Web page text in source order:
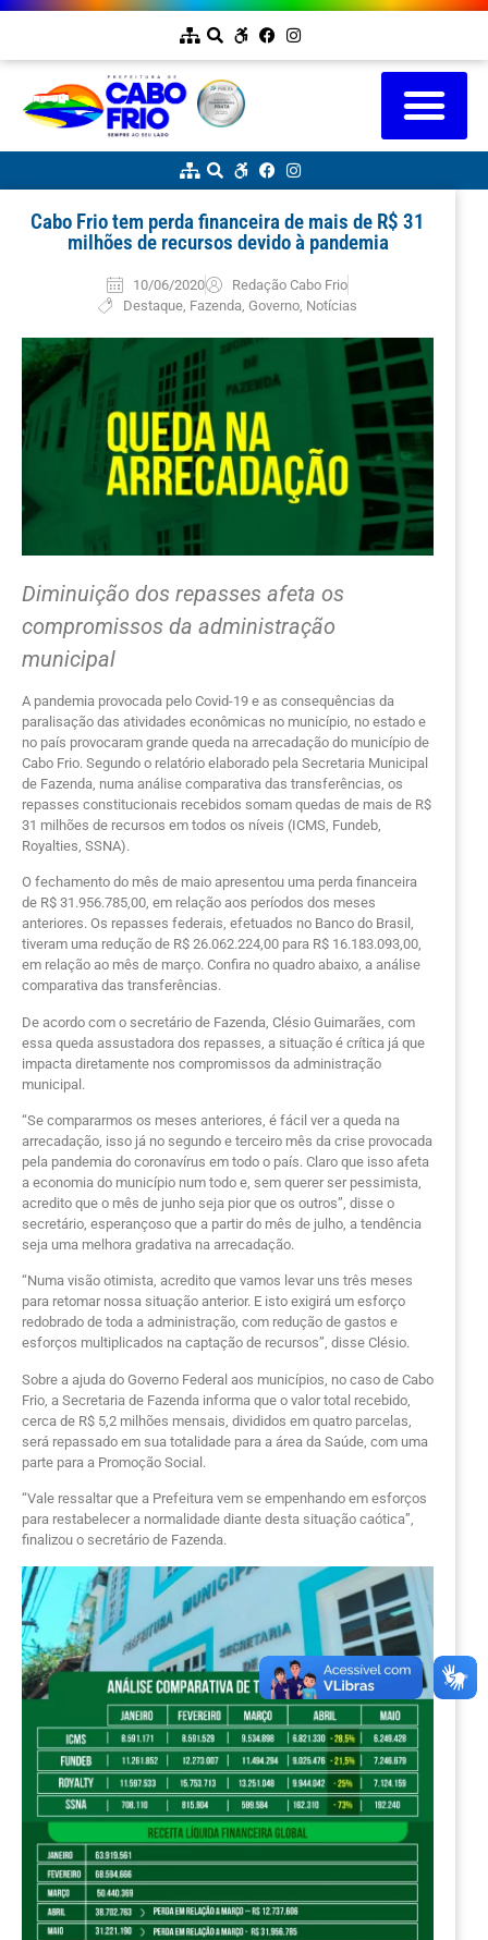
Cabo Frio tem perda financeira de mais de R$ 31
milhões de recursos devido à pandemia
10/06/2020
Redação Cabo Frio
Destaque Fazenda ,Governo Notícias
Diminuição dos repasses afeta os
compromissos da administração
municipal
A pandemia provocada pelo Covid-19 e as consequências da
paralisação das atividades econômicas no município, no estado e
no país provocaram grande queda na arrecadação do município de
Cabo Frio. Segundo o relatório elaborado pela Secretaria Municipal
de Fazenda, numa análise comparativa das transferências, os
repasses constitucionais recebidos somam quedas de mais de R$
31 milhões de recursos em todos os níveis (ICMS, Fundeb,
Royalties, SSNA).
O fechamento do mês de maio apresentou uma perda financeira
de R$ 31.956.785,00, em relação aos períodos dos meses
anteriores. Os repasses federais, efetuados no Banco do Brasil,
tiveram uma redução de R$ 26.062.224,00 para R$ 16.183.093,00,
em relação ao mês de março. Confira no quadro abaixo, a análise
comparativa das transferências.
De acordo com o secretário de Fazenda, Clésio Guimarães, com
essa queda assustadora dos repasses, a situação é crítica já que
impacta diretamente nos compromissos da administração
municipal.
“Se compararmos os meses anteriores, é fácil ver a queda na
arrecadação, isso já no segundo e terceiro mês da crise provocada
pela pandemia do coronavírus em todo o país. Claro que isso afeta
a economia do município num todo e, sem querer ser pessimista,
acredito que o mês de junho seja pior que os outros”, disse o
secretário, esperançoso que a partir do mês de julho, a tendência
seja uma melhora gradativa na arrecadação.
“Numa visão otimista, acredito que vamos levar uns três meses
para retomar nossa situação anterior. E isto exigirá um esforço
redobrado de toda a administração, com redução de gastos e
esforços multiplicados na captação de recursos”, disse Clésio.
Sobre a ajuda do Governo Federal aos municípios, no caso de Cabo
Frio, a Secretaria de Fazenda informa que o valor total recebido,
cerca de R$ 5,2 milhões mensais, divididos em quatro parcelas,
será repassado em sua totalidade para a área da Saúde, com uma
parte para a Promoção Social.
“Vale ressaltar que a Prefeitura vem se empenhando em esforços
para restabelecer a normalidade diante desta situação caótica”,
finalizou o secretário de Fazenda.